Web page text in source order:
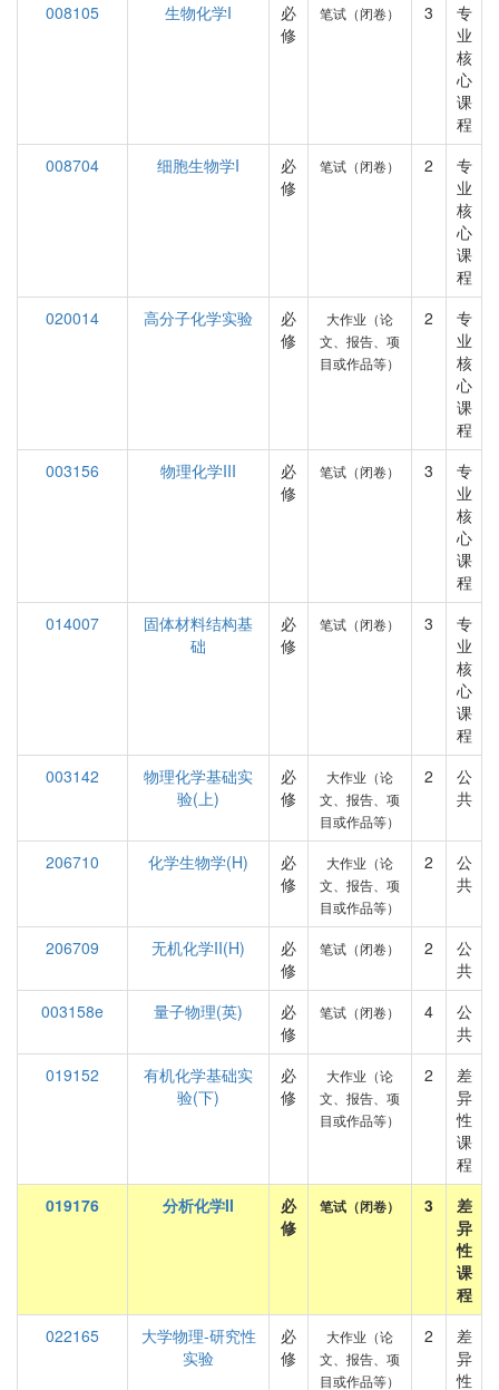
008105
生物化学I
必
修
笔试（闭卷） 3
专
业
核
心
课
程
008704
细胞生物学I
必
修
笔试（闭卷） 2
专
业
核
心
课
程
020014
高分子化学实验
必
修
大作业（论
文、报告、项
目或作品等）
2
专
业
核
心
课
程
003156
物理化学III
必
修
笔试（闭卷） 3
专
业
核
心
课
程
014007
固体材料结构基
础
必
修
笔试（闭卷） 3
专
业
核
心
课
程
003142
物理化学基础实
验(上)
必
修
大作业（论
文、报告、项
目或作品等）
2
公
共
206710 化学生物学(H)
必
修
大作业（论
文、报告、项
目或作品等）
2
公
共
206709 无机化学II(H)
必
修
笔试（闭卷） 2
公
共
003158e
量子物理(英)
必
修
笔试（闭卷） 4
公
共
019152
有机化学基础实
验(下)
必
修
大作业（论
文、报告、项
目或作品等）
2
差
异
性
课
程
019176
分析化学II
必
修
笔试（闭卷） 3
差
异
性
课
程
022165
大学物理-研究性
实验
必
修
大作业（论
文、报告、项
目或作品等）
2
差
异
性